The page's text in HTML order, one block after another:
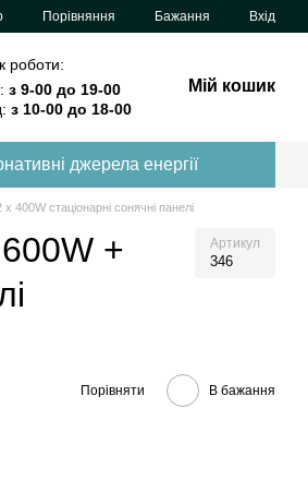
Порівняння Бажання Вхід
роботи:
з 9-00 до 19-00
з 10-00 до 18-00
Мій кошик
джерела енергії
стаціонарні сонячні панелі
+
Артикул
346
Порівняти В бажання